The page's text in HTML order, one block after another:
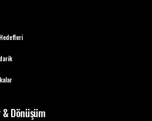
Dönüşüm